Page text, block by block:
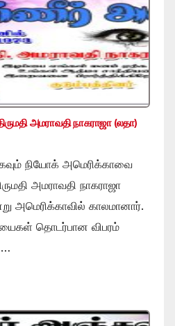
அமராவதி நாகராஜா (லதா)
நியோக் அமெரிக்காவை
அமராவதி நாகராஜா
அமெரிக்காவில் காலமானார்.
தொடர்பான விபரம்
…